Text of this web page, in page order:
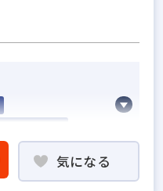
宅建取引士歓迎
気になる